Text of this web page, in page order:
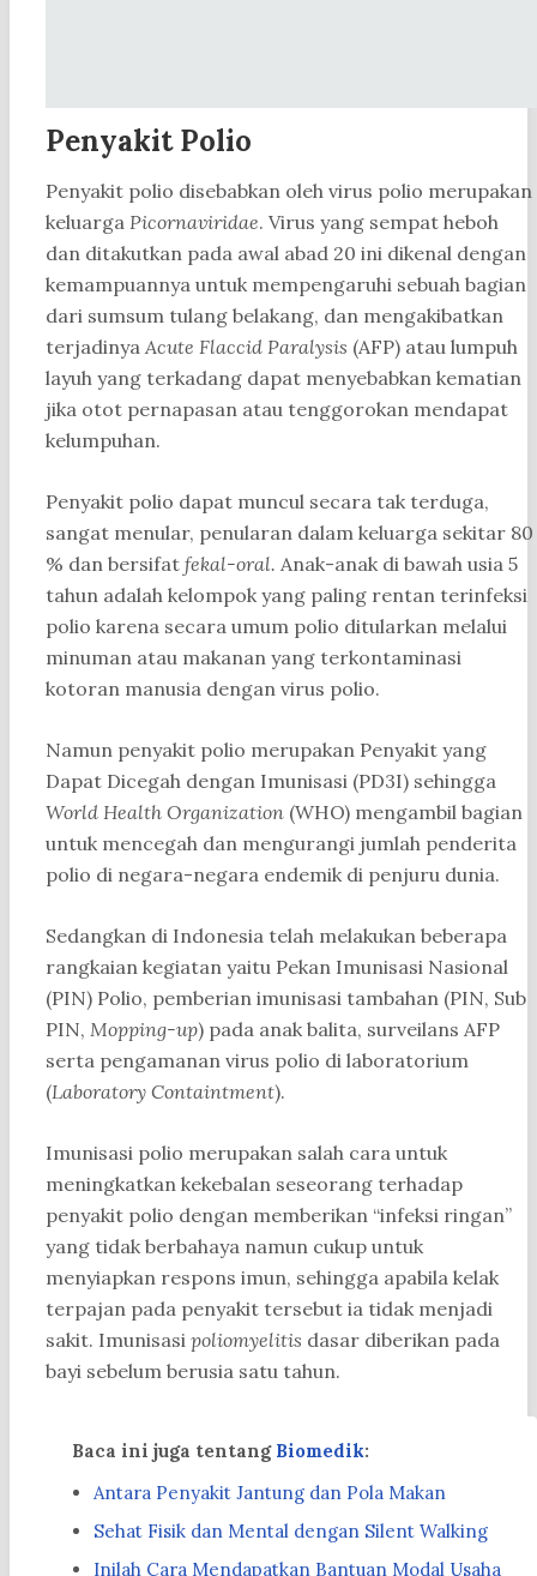
Penyakit Polio
Penyakit polio disebabkan oleh virus polio merupakan
keluarga Picornaviridae. Virus yang sempat heboh
dan ditakutkan pada awal abad 20 ini dikenal dengan
kemampuannya untuk mempengaruhi sebuah bagian
dari sumsum tulang belakang, dan mengakibatkan
terjadinya Acute Flaccid Paralysis (AFP) atau lumpuh
layuh yang terkadang dapat menyebabkan kematian
jika otot pernapasan atau tenggorokan mendapat
kelumpuhan.
Penyakit polio dapat muncul secara tak terduga,
sangat menular, penularan dalam keluarga sekitar 80
% dan bersifat fekal-oral. Anak-anak di bawah usia 5
tahun adalah kelompok yang paling rentan terinfeksi
polio karena secara umum polio ditularkan melalui
minuman atau makanan yang terkontaminasi
kotoran manusia dengan virus polio.
Namun penyakit polio merupakan Penyakit yang
Dapat Dicegah dengan Imunisasi (PD3I) sehingga
World Health Organization (WHO) mengambil bagian
untuk mencegah dan mengurangi jumlah penderita
polio di negara-negara endemik di penjuru dunia.
Sedangkan di Indonesia telah melakukan beberapa
rangkaian kegiatan yaitu Pekan Imunisasi Nasional
(PIN) Polio, pemberian imunisasi tambahan (PIN, Sub
PIN, Mopping-up) pada anak balita, surveilans AFP
serta pengamanan virus polio di laboratorium
(Laboratory Containtment).
Imunisasi polio merupakan salah cara untuk
meningkatkan kekebalan seseorang terhadap
penyakit polio dengan memberikan “infeksi ringan”
yang tidak berbahaya namun cukup untuk
menyiapkan respons imun, sehingga apabila kelak
terpajan pada penyakit tersebut ia tidak menjadi
sakit. Imunisasi poliomyelitis dasar diberikan pada
bayi sebelum berusia satu tahun.
Baca ini juga tentang Biomedik:
Antara Penyakit Jantung dan Pola Makan
Sehat Fisik dan Mental dengan Silent Walking
Inilah Cara Mendapatkan Bantuan Modal Usaha